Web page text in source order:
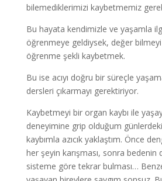
bilemediklerimizi kaybetmemiz
Bu hayata kendimizle ve yaşamla
öğrenmeye geldiysek, değer
öğrenme şekli kaybetmek.
Bu ise acıyı doğru bir süreçle
dersleri çıkarmayı gerektiriyor.
Kaybetmeyi bir organ kaybı ile
deneyimine grip olduğum
kaybımla azıcık yaklaştım. Önce
her şeyin karışması, sonra bedenin
sisteme göre tekrar bulması…